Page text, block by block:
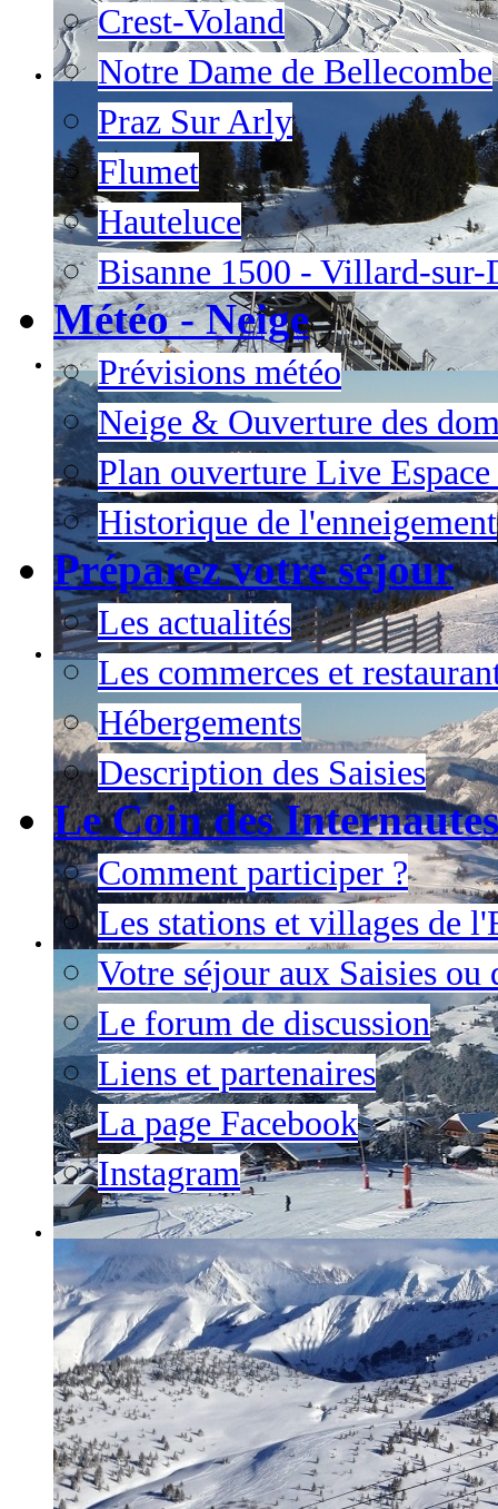
Crest-Voland
Notre Dame de Bellecombe
Praz Sur Arly
Flumet
Hauteluce
Bisanne 1500 - Villard-sur-
Météo - Neige
Prévisions météo
Neige & Ouverture des
Plan ouverture Live
Historique de l'enneigement
Préparez votre séjour
Les actualités
Les commerces et
Hébergements
Description des Saisies
Le Coin des Internautes
Comment participer ?
Les stations et villages de
Votre séjour aux Saisies ou
Le forum de discussion
Liens et partenaires
La page Facebook
Instagram